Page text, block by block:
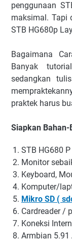
penggunaan
maksimal. Tapi
STB HG680p
Bagaimana
Banyak
sedangkan
praktek harus
Siapkan Bahan-
STB HG680 P
Monitor
Keyboard,
Komputer/
Mikro SD (
Cardreader /
Koneksi
Armbian 5.91